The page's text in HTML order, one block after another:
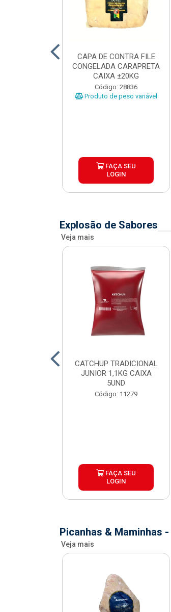
CAPA DE CONTRA FILE
CONGELADA CARAPRETA
CAIXA ±20KG
Código: 28836
Produto de peso variável
FAÇA SEU
LOGIN
Explosão de Sabores
Veja mais
CATCHUP TRADICIONAL
JUNIOR 1,1KG CAIXA
5UND
Código: 11279
FAÇA SEU
LOGIN
Picanhas & Maminhas
Veja mais